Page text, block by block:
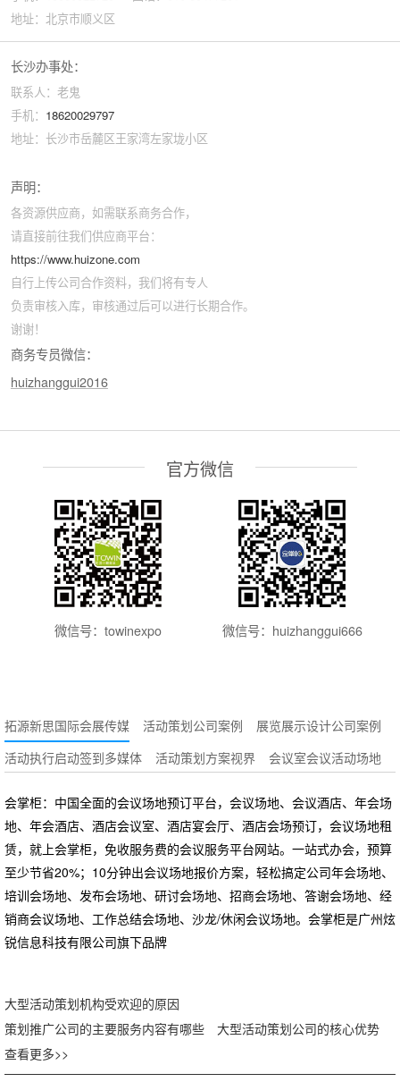
地址：北京市顺义区
长沙办事处：
联系人：老鬼
手机： 18620029797
地址：长沙市岳麓区王家湾左家垅小区
声明：
各资源供应商，如需联系商务合作，
请直接前往我们供应商平台：
https://www.huizone.com
自行上传公司合作资料，我们将有专人
负责审核入库，审核通过后可以进行长期合作。
谢谢！
商务专员微信：
huizhanggui2016
官方微信
微信号：towinexpo 微信号：huizhanggui666
拓源新思国际会展传媒 活动策划公司案例
展览展示设计公司案例
活动执行启动签到多媒体
活动策划方案视界 会议室会议活动场地
会掌柜：中国全面的会议场地预订平台，会议场地、会议酒店、年会场
地、年会酒店、酒店会议室、酒店宴会厅、酒店会场预订，会议场地租
赁，就上会掌柜，免收服务费的会议服务平台网站。一站式办会，预算
至少节省20%；10分钟出会议场地报价方案，轻松搞定公司年会场地、
培训会场地、发布会场地、研讨会场地、招商会场地、答谢会场地、经
销商会议场地、工作总结会场地、沙龙/休闲会议场地。会掌柜是广州炫
锐信息科技有限公司旗下品牌
大型活动策划机构受欢迎的原因
策划推广公司的主要服务内容有哪些
大型活动策划公司的核心优势
查看更多>>